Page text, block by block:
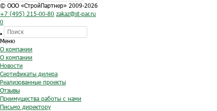
© ООО «СтройПартнер» 2009-2026
+7 (495) 215-00-80 zakaz@st-par.ru
0
Меню
О компании
О компании
Новости
Сертификаты дилера
Реализованные проекты
Отзывы
Преимущества работы с нами
Письмо директору